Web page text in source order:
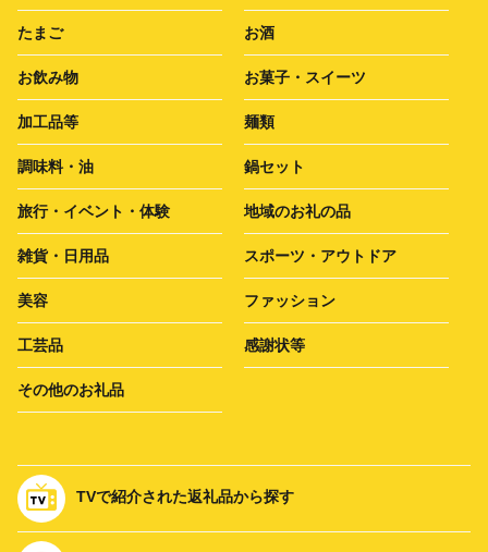
たまご お酒
お飲み物 お菓子・スイーツ
加工品等 麺類
調味料・油 鍋セット
旅行・イベント・体験 地域のお礼の品
雑貨・日用品 スポーツ・アウトドア
美容 ファッション
工芸品 感謝状等
その他のお礼品
TVで紹介された返礼品から探す